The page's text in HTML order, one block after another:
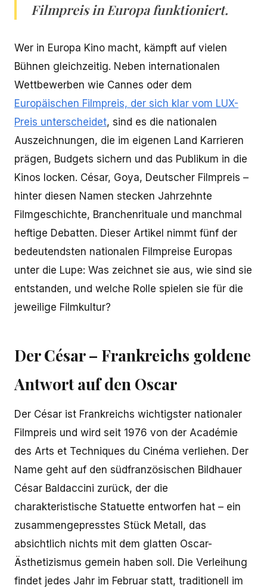
Filmpreis in Europa funktioniert.
Wer in Europa Kino macht, kämpft auf vielen
Bühnen gleichzeitig. Neben internationalen
Wettbewerben wie Cannes oder dem
Europäischen Filmpreis, der sich klar vom LUX-
Preis unterscheidet, sind es die nationalen
Auszeichnungen, die im eigenen Land Karrieren
prägen, Budgets sichern und das Publikum in die
Kinos locken. César, Goya, Deutscher Filmpreis –
hinter diesen Namen stecken Jahrzehnte
Filmgeschichte, Branchenrituale und manchmal
heftige Debatten. Dieser Artikel nimmt fünf der
bedeutendsten nationalen Filmpreise Europas
unter die Lupe: Was zeichnet sie aus, wie sind sie
entstanden, und welche Rolle spielen sie für die
jeweilige Filmkultur?
Der César – Frankreichs goldene
Antwort auf den Oscar
Der César ist Frankreichs wichtigster nationaler
Filmpreis und wird seit 1976 von der Académie
des Arts et Techniques du Cinéma verliehen. Der
Name geht auf den südfranzösischen Bildhauer
César Baldaccini zurück, der die
charakteristische Statuette entworfen hat – ein
zusammengepresstes Stück Metall, das
absichtlich nichts mit dem glatten Oscar-
Ästhetizismus gemein haben soll. Die Verleihung
findet jedes Jahr im Februar statt, traditionell im